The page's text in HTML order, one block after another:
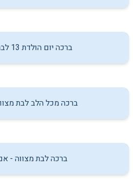
ברכה יום הולדת 13 לבר המצווה
ברכה מכל הלב לבת
ברכה לבת מצווה -